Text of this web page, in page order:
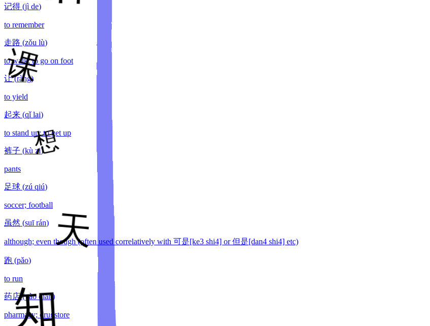
记得 (jì de)
to remember
走路 (zǒu lù)
to walk; to go on foot
让 (ràng)
to yield
起来 (qǐ lai)
to stand up; to get up
裤子 (kù zi)
pants
足球 (zú qiú)
soccer; football
虽然 (suī rán)
although; even though (often used correlatively with 可是[ke3 shi4] or 但是[dan4 shi4] etc)
跑 (pǎo)
to run
药店 (yào diàn )
pharmacy; drugstore